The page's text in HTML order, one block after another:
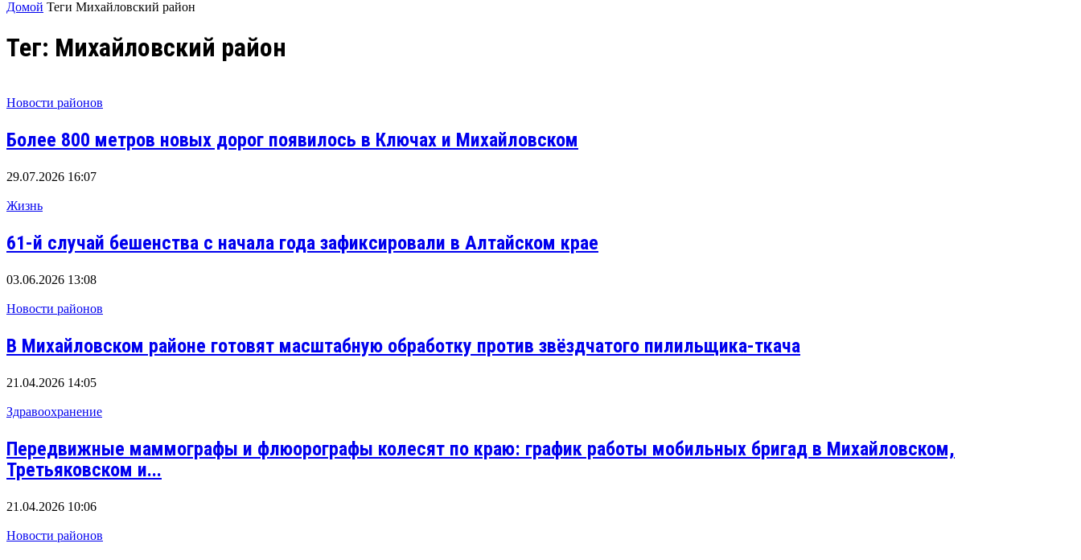
Домой Теги Михайловский район
Тег: Михайловский район
Новости районов
Более 800 метров новых дорог появилось в Ключах и Михайловском
29.07.2026 16:07
Жизнь
61-й случай бешенства с начала года зафиксировали в Алтайском крае
03.06.2026 13:08
Новости районов
В Михайловском районе готовят масштабную обработку против звёздчатого пилильщика-ткача
21.04.2026 14:05
Здравоохранение
Передвижные маммографы и флюорографы колесят по краю: график работы мобильных бригад в Михайловском,
Третьяковском и...
21.04.2026 10:06
Новости районов